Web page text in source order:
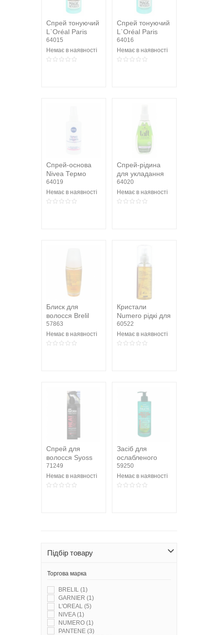
Спрей тонуючий
L`Oréal Paris
Magic Retouch
темний
каштан75мл
64015
Немає в наявності
Спрей тонуючий
L`Oréal Paris
Magic Retouch
Чорний 75мл
64016
Немає в наявності
Спрей-основа
Nivea Термо
захист для
укладання
волосся 150мл
64019
Немає в наявності
Спрей-рідина
для укладання
Taft Об'єм
Фіксація 3 150мл
64020
Немає в наявності
Блиск для
волосся Brelil
Biotraitement
beauty 60мл
57863
Немає в наявності
Кристали
Numero рідкі для
блиску з цінними
оліями 75мл
60522
Немає в наявності
Спрей для
волосся Syoss
Heat Protect
термозахисний
250мл
71249
Немає в наявності
Засіб для
ослабленого
волосся Garnier
Fructis Ріст на...
59250
Немає в наявності
Підбір товару
Торгова марка
BRELIL (1)
GARNIER (1)
L'OREAL (5)
NIVEA(1)
NUMERO (1)
PANTENE (3)